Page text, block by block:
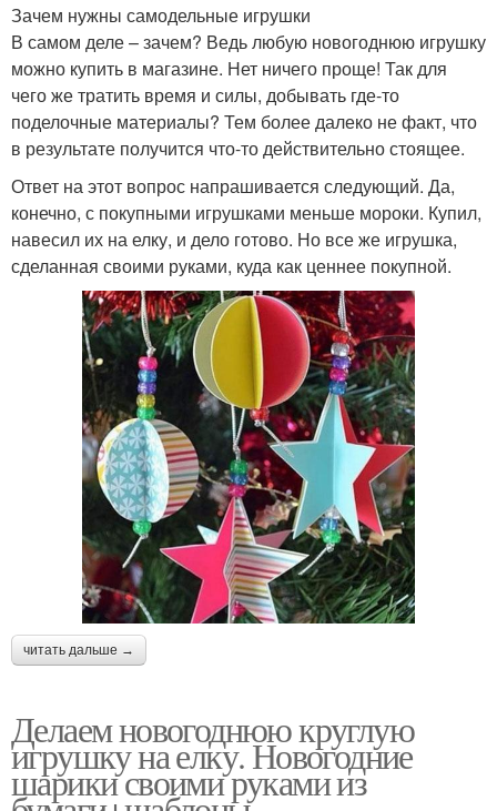
Зачем нужны самодельные игрушки
В самом деле – зачем? Ведь любую новогоднюю игрушку
можно купить в магазине. Нет ничего проще! Так для
чего же тратить время и силы, добывать где-то
поделочные материалы? Тем более далеко не факт, что
в результате получится что-то действительно стоящее.
Ответ на этот вопрос напрашивается следующий. Да,
конечно, с покупными игрушками меньше мороки. Купил,
навесил их на елку, и дело готово. Но все же игрушка,
сделанная своими руками, куда как ценнее покупной.
читать дальше →
Делаем новогоднюю круглую
игрушку на елку. Новогодние
шарики своими руками из